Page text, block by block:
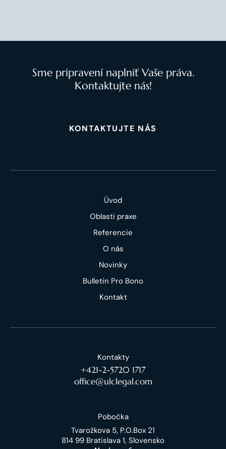
Sme pripravení naplniť Vaše práva.
Kontaktujte nás!
KONTAKTUJTE NÁS
Úvod
Oblasti praxe
Referencie
O nás
Novinky
Bulletin Pro Bono
Kontakt
Kontakty
+421-2-5720 1717
office@ulclegal.com
Pobočka
Tvarožkova 5, P.O.Box 21
814 99 Bratislava 1, Slovensko